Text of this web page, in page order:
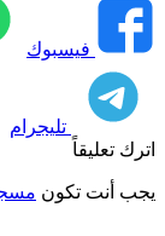
فيسبوك
تليجرام
اترك تعليقاً
يجب أنت تكون